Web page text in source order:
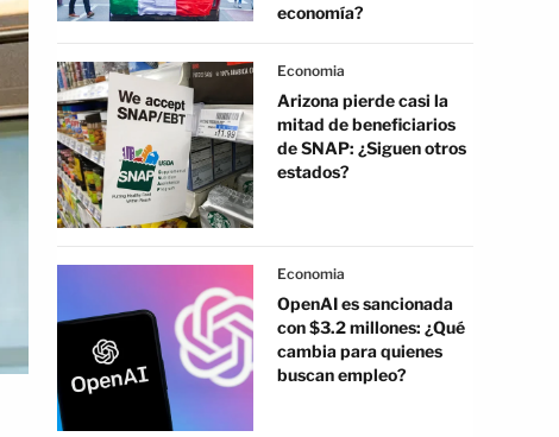
economía?
Economia
Arizona pierde casi la
mitad de beneficiarios
de SNAP: ¿Siguen otros
estados?
Economia
OpenAI es sancionada
con $3.2 millones: ¿Qué
cambia para quienes
buscan empleo?